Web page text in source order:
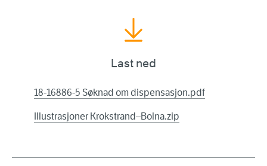
Last ned
18-16886-5 Søknad om dispensasjon.pdf
Illustrasjoner Krokstrand–Bolna.zip